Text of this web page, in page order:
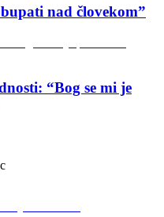
nad človekom”
“Bog se mi je